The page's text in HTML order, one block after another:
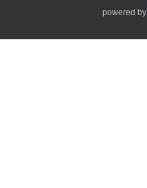
powered by